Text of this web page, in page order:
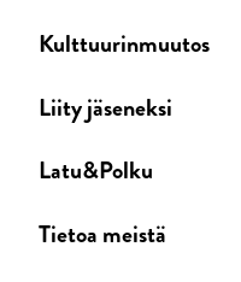
Kulttuurinmuutos
Liity jäseneksi
Latu&Polku
Tietoa meistä